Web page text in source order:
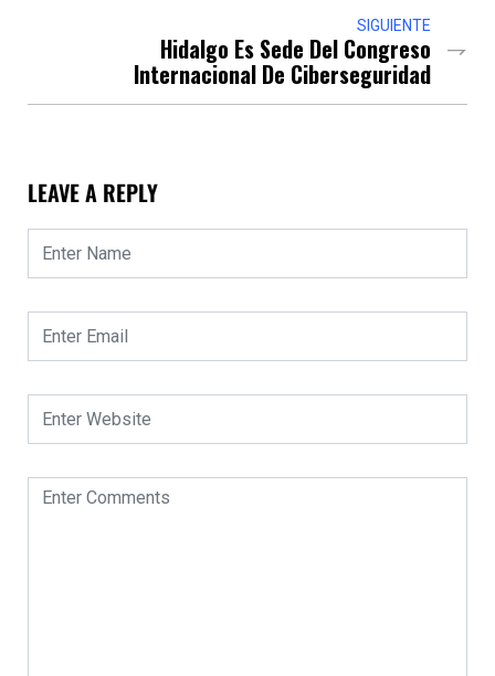
SIGUIENTE
Hidalgo Es Sede Del Congreso
Internacional De Ciberseguridad
LEAVE A REPLY